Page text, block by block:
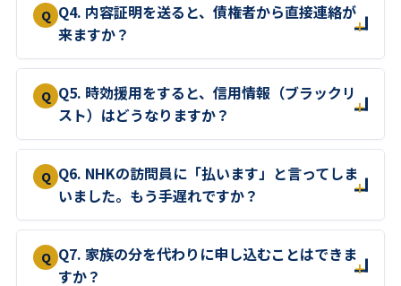
Q4. 内容証明を送ると、債権者から直接連絡が
来ますか？
Q5. 時効援用をすると、信用情報（ブラックリ
スト）はどうなりますか？
Q6. NHKの訪問員に「払います」と言ってしま
いました。もう手遅れですか？
Q7. 家族の分を代わりに申し込むことはできま
すか？